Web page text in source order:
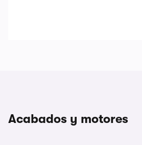
Acabados y motores